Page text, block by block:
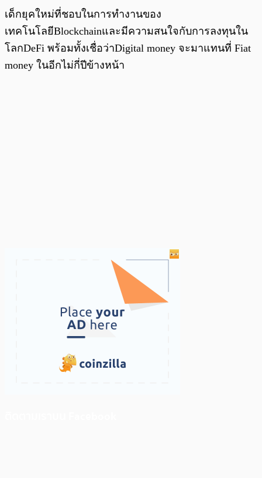
เด็กยุคใหม่ที่ชอบในการทำงานของ
เทคโนโลยีBlockchainและมีความสนใจกับการลงทุนใน
โลกDeFi พร้อมทั้งเชื่อว่าDigital money จะมาแทนที่ Fiat
money ในอีกไม่กี่ปีข้างหน้า